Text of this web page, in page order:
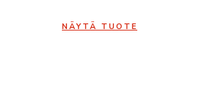
NÄYTÄ TUOTE